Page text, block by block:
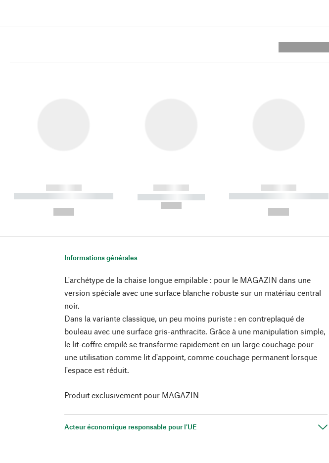
------------
----------- ----------- ----------
------------
----------- -----------
------------
----------- ----------- ----------
Informations générales
L'archétype de la chaise longue empilable : pour le MAGAZIN dans une
version spéciale avec une surface blanche robuste sur un matériau central
noir.
Dans la variante classique, un peu moins puriste : en contreplaqué de
bouleau avec une surface gris-anthracite. Grâce à une manipulation simple,
le lit-coffre empilé se transforme rapidement en un large couchage pour
une utilisation comme lit d'appoint, comme couchage permanent lorsque
l'espace est réduit.
Produit exclusivement pour MAGAZIN
Acteur économique responsable pour l'UE